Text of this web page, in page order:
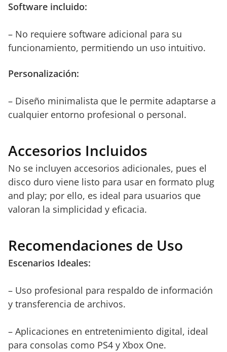
Software incluido:
– No requiere software adicional para su
funcionamiento, permitiendo un uso intuitivo.
Personalización:
– Diseño minimalista que le permite adaptarse a
cualquier entorno profesional o personal.
Accesorios Incluidos
No se incluyen accesorios adicionales, pues el
disco duro viene listo para usar en formato plug
and play; por ello, es ideal para usuarios que
valoran la simplicidad y eficacia.
Recomendaciones de Uso
Escenarios Ideales:
– Uso profesional para respaldo de información
y transferencia de archivos.
– Aplicaciones en entretenimiento digital, ideal
para consolas como PS4 y Xbox One.